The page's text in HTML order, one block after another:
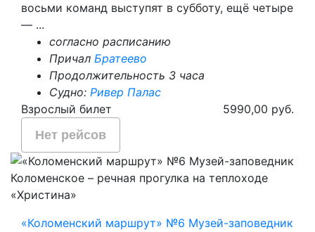
восьми команд выступят в субботу, ещё четыре
— ...
согласно расписанию
Причал Братеево
Продолжительность 3 часа
Судно: Ривер Палас
Взрослый билет
5990,00 руб.
Нет рейсов
«Коломенский маршрут» №6 Музей-заповедник